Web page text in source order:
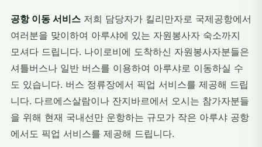
공항 이동 서비스 저희 담당자가 킬리만자로 국제공항에서
여러분을 맞이하여 아루샤에 있는 자원봉사자 숙소까지
모셔다 드립니다. 나이로비에 도착하신 자원봉사자분들은
셔틀버스나 일반 버스를 이용하여 아루샤로 이동하실 수
도 있습니다. 버스 정류장에서 픽업 서비스를 제공해 드립
니다. 다르에스살람이나 잔지바르에서 오시는 참가자분들
을 위해 현재 국내선만 운항하는 규모가 작은 아루샤 공항
에서도 픽업 서비스를 제공해 드립니다.